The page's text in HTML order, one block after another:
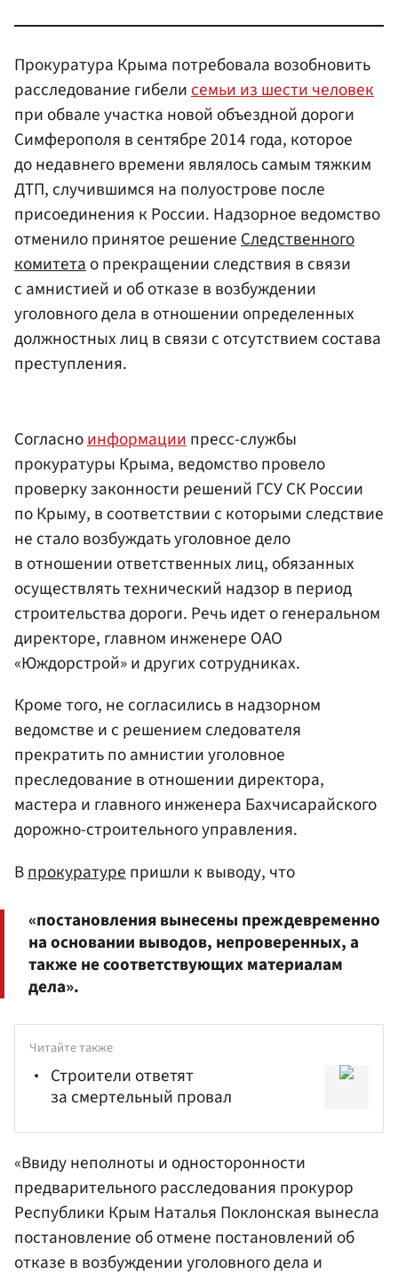
Прокуратура Крыма потребовала возобновить
расследование гибелисемьи из шести человек
при обвале участка новой объездной дороги
Симферополя в сентябре 2014 года, которое
до недавнего времени являлось самым тяжким
ДТП, случившимся на полуострове после
присоединения к России. Надзорное ведомство
отменило принятое решениеСледственного
комитетао прекращении следствия в связи
с амнистией и об отказе в возбуждении
уголовного дела в отношении определенных
должностных лиц в связи с отсутствием состава
преступления.
Согласноинформациипресс-службы
прокуратуры Крыма, ведомство провело
проверку законности решений ГСУ СК России
по Крыму, в соответствии с которыми следствие
не стало возбуждать уголовное дело
в отношении ответственных лиц, обязанных
осуществлять технический надзор в период
строительства дороги. Речь идет о генеральном
директоре, главном инженере ОАО
«Юждорстрой» и других сотрудниках.
Кроме того, не согласились в надзорном
ведомстве и с решением следователя
прекратить по амнистии уголовное
преследование в отношении директора,
мастера и главного инженера Бахчисарайского
дорожно-строительного управления.
Впрокуратурепришли к выводу, что
«постановления вынесены преждевременно
на основании выводов, непроверенных, а
также не соответствующих материалам
дела».
Читайте также
Строители ответят
за смертельный провал
«Ввиду неполноты и односторонности
предварительного расследования прокурор
Республики Крым Наталья Поклонская вынесла
постановление об отмене постановлений об
отказе в возбуждении уголовного дела и